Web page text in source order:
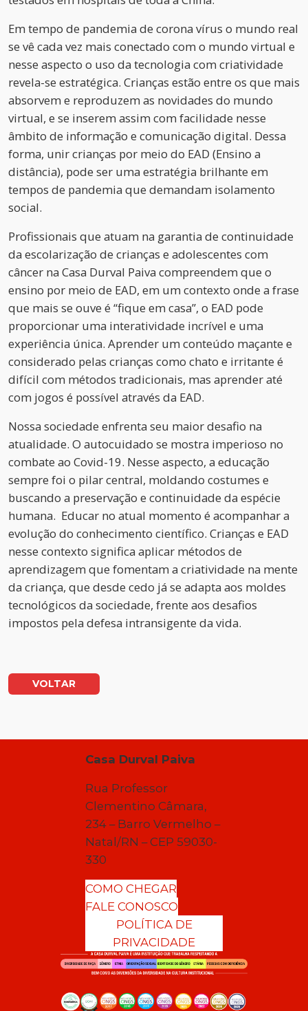
Em tempo de pandemia de corona vírus o mundo real
se vê cada vez mais conectado com o mundo virtual e
nesse aspecto o uso da tecnologia com criatividade
revela-se estratégica. Crianças estão entre os que mais
absorvem e reproduzem as novidades do mundo
virtual, e se inserem assim com facilidade nesse
âmbito de informação e comunicação digital. Dessa
forma, unir crianças por meio do EAD (Ensino a
distância), pode ser uma estratégia brilhante em
tempos de pandemia que demandam isolamento
social.
Profissionais que atuam na garantia de continuidade
da escolarização de crianças e adolescentes com
câncer na Casa Durval Paiva compreendem que o
ensino por meio de EAD, em um contexto onde a frase
que mais se ouve é “fique em casa”, o EAD pode
proporcionar uma interatividade incrível e uma
experiência única. Aprender um conteúdo maçante e
considerado pelas crianças como chato e irritante é
difícil com métodos tradicionais, mas aprender até
com jogos é possível através da EAD.
Nossa sociedade enfrenta seu maior desafio na
atualidade. O autocuidado se mostra imperioso no
combate ao Covid-19. Nesse aspecto, a educação
sempre foi o pilar central, moldando costumes e
buscando a preservação e continuidade da espécie
humana. Educar no atual momento é acompanhar a
evolução do conhecimento científico. Crianças e EAD
nesse contexto significa aplicar métodos de
aprendizagem que fomentam a criatividade na mente
da criança, que desde cedo já se adapta aos moldes
tecnológicos da sociedade, frente aos desafios
impostos pela defesa intransigente da vida.
VOLTAR
Casa Durval Paiva
Rua Professor
Clementino Câmara,
234 – Barro Vermelho –
Natal/RN – CEP 59030-
330
COMO CHEGAR
FALE CONOSCO
POLÍTICA DE
PRIVACIDADE